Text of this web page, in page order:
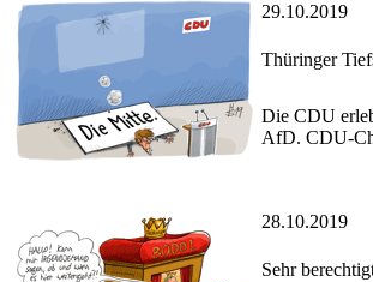
29.10.2019
Thüringer
Die CDU
AfD. CDU-
28.10.2019
Sehr